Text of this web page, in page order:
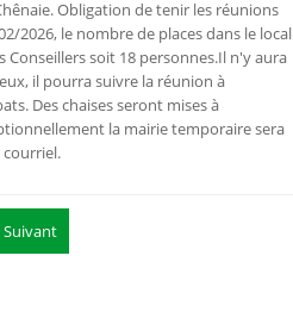
Obligation de tenir les réunions
2026, le nombre de places dans le local
Conseillers soit 18 personnes.Il n'y aura
il pourra suivre la réunion à
Des chaises seront mises à
la mairie temporaire sera
courriel.
Suivant